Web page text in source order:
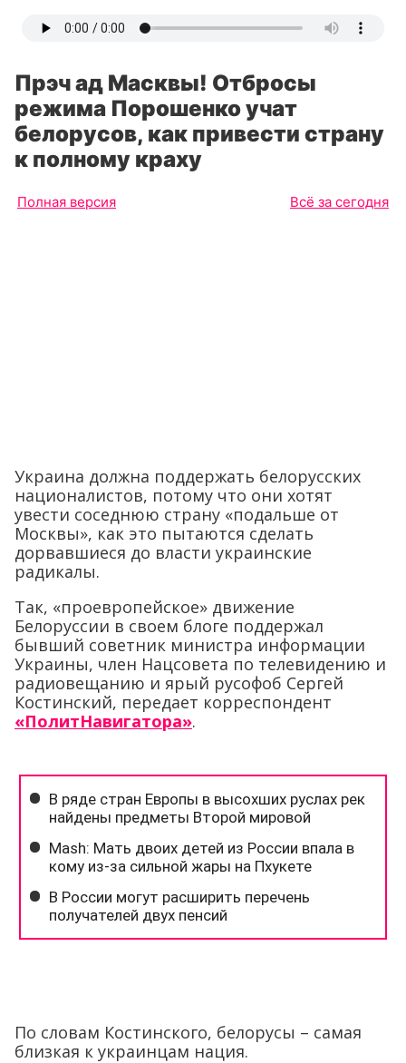
Прэч ад Масквы! Отбросы
режима Порошенко учат
белорусов, как привести страну
к полному краху
Полная версия Всё за сегодня
Украина должна поддержать белорусских
националистов, потому что они хотят
увести соседнюю страну «подальше от
Москвы», как это пытаются сделать
дорвавшиеся до власти украинские
радикалы.
Так, «проевропейское» движение
Белоруссии в своем блоге поддержал
бывший советник министра информации
Украины, член Нацсовета по телевидению и
радиовещанию и ярый русофоб Сергей
Костинский, передает корреспондент
«ПолитНавигатора».
По словам Костинского, белорусы – самая
близкая к украинцам нация.